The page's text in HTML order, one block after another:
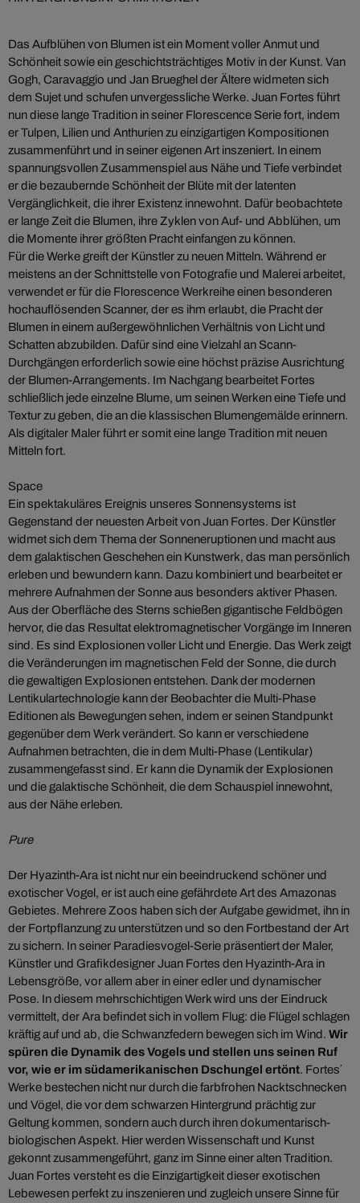
Das Aufblühen von Blumen ist ein Moment voller Anmut und
Schönheit sowie ein geschichtsträchtiges Motiv in der Kunst. Van
Gogh, Caravaggio und Jan Brueghel der Ältere widmeten sich
dem Sujet und schufen unvergessliche Werke. Juan Fortes führt
nun diese lange Tradition in seiner Florescence Serie fort, indem
er Tulpen, Lilien und Anthurien zu einzigartigen Kompositionen
zusammenführt und in seiner eigenen Art inszeniert. In einem
spannungsvollen Zusammenspiel aus Nähe und Tiefe verbindet
er die bezaubernde Schönheit der Blüte mit der latenten
Vergänglichkeit, die ihrer Existenz innewohnt. Dafür beobachtete
er lange Zeit die Blumen, ihre Zyklen von Auf- und Abblühen, um
die Momente ihrer größten Pracht einfangen zu können.
Für die Werke greift der Künstler zu neuen Mitteln. Während er
meistens an der Schnittstelle von Fotografie und Malerei arbeitet,
verwendet er für die Florescence Werkreihe einen besonderen
hochauflösenden Scanner, der es ihm erlaubt, die Pracht der
Blumen in einem außergewöhnlichen Verhältnis von Licht und
Schatten abzubilden. Dafür sind eine Vielzahl an Scann-
Durchgängen erforderlich sowie eine höchst präzise Ausrichtung
der Blumen-Arrangements. Im Nachgang bearbeitet Fortes
schließlich jede einzelne Blume, um seinen Werken eine Tiefe und
Textur zu geben, die an die klassischen Blumengemälde erinnern.
Als digitaler Maler führt er somit eine lange Tradition mit neuen
Mitteln fort.
Space
Ein spektakuläres Ereignis unseres Sonnensystems ist
Gegenstand der neuesten Arbeit von Juan Fortes. Der Künstler
widmet sich dem Thema der Sonneneruptionen und macht aus
dem galaktischen Geschehen ein Kunstwerk, das man persönlich
erleben und bewundern kann. Dazu kombiniert und bearbeitet er
mehrere Aufnahmen der Sonne aus besonders aktiver Phasen.
Aus der Oberfläche des Sterns schießen gigantische Feldbögen
hervor, die das Resultat elektromagnetischer Vorgänge im Inneren
sind. Es sind Explosionen voller Licht und Energie. Das Werk zeigt
die Veränderungen im magnetischen Feld der Sonne, die durch
die gewaltigen Explosionen entstehen. Dank der modernen
Lentikulartechnologie kann der Beobachter die Multi-Phase
Editionen als Bewegungen sehen, indem er seinen Standpunkt
gegenüber dem Werk verändert. So kann er verschiedene
Aufnahmen betrachten, die in dem Multi-Phase (Lentikular)
zusammengefasst sind. Er kann die Dynamik der Explosionen
und die galaktische Schönheit, die dem Schauspiel innewohnt,
aus der Nähe erleben.
Pure
Der Hyazinth-Ara ist nicht nur ein beeindruckend schöner und
exotischer Vogel, er ist auch eine gefährdete Art des Amazonas
Gebietes. Mehrere Zoos haben sich der Aufgabe gewidmet, ihn in
der Fortpflanzung zu unterstützen und so den Fortbestand der Art
zu sichern. In seiner Paradiesvogel-Serie präsentiert der Maler,
Künstler und Grafikdesigner Juan Fortes den Hyazinth-Ara in
Lebensgröße, vor allem aber in einer edler und dynamischer
Pose. In diesem mehrschichtigen Werk wird uns der Eindruck
vermittelt, der Ara befindet sich in vollem Flug: die Flügel schlagen
kräftig auf und ab, die Schwanzfedern bewegen sich im Wind. Wir
spüren die Dynamik des Vogels und stellen uns seinen Ruf
vor, wie er im südamerikanischen Dschungel ertönt. Fortes´
Werke bestechen nicht nur durch die farbfrohen Nacktschnecken
und Vögel, die vor dem schwarzen Hintergrund prächtig zur
Geltung kommen, sondern auch durch ihren dokumentarisch-
biologischen Aspekt. Hier werden Wissenschaft und Kunst
gekonnt zusammengeführt, ganz im Sinne einer alten Tradition.
Juan Fortes versteht es die Einzigartigkeit dieser exotischen
Lebewesen perfekt zu inszenieren und zugleich unsere Sinne für